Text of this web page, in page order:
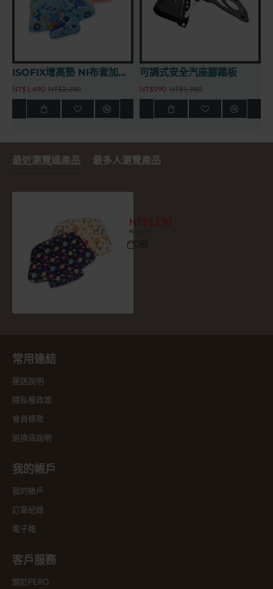
ISOFIX增高墊 NI布套加購 - 夢幻五彩款
NT$1,490 NT$2,280
可調式安全汽座腳踏板
NT$990 NT$1,980
最近瀏覽過產品 最多人瀏覽產品
NT$1,190
NT$1,480
常用連結
運送說明
隱私權政策
會員條款
退換貨說明
我的帳戶
我的帳戶
訂單紀錄
電子報
客戶服務
關於PERO